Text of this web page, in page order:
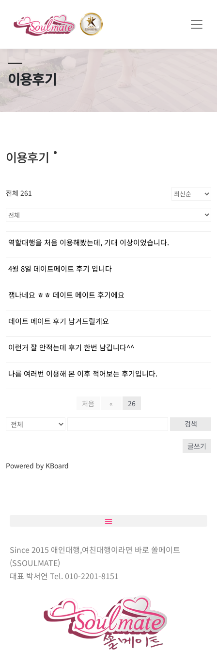
이용후기
이용후기
전체 261
역할대행을 처음 이용해봤는데, 기대 이상이었습니다.
4월 8일 데이트메이트 후기 입니다
잼나네요 ㅎㅎ 데이트 메이트 후기에요
데이트 메이트 후기 남겨드릴게요
이런거 잘 안적는데 후기 한번 남깁니다^^
나름 여러번 이용해 본 이후 적어보는 후기입니다.
처음 « 26
검색
글쓰기
Powered by KBoard
Since 2015 애인대행,여친대행이라면 바로 쏠메이트
(SSOULMATE)
대표 박서연 Tel. 010-2201-8151
쏠메이트×토모토모 프로모션 영상 full버전 보러가기